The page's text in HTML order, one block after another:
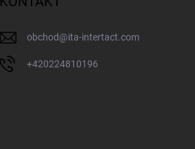
obchod@ita-intertact.com
+420224810196